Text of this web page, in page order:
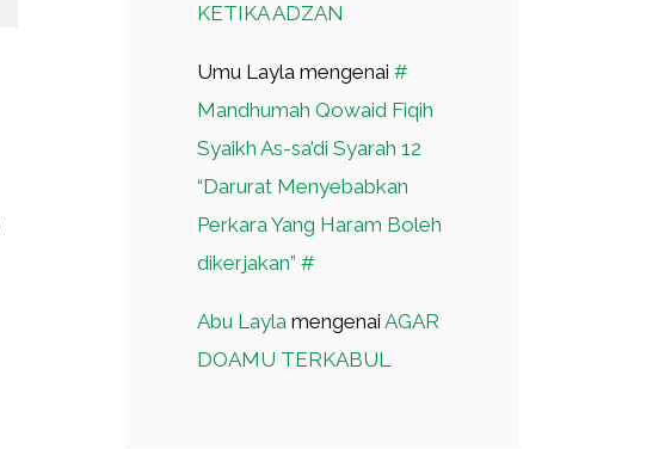
KETIKA ADZAN
Umu Layla mengenai #
Mandhumah Qowaid Fiqih
Syaikh As-sa’di Syarah 12
“Darurat Menyebabkan
Perkara Yang Haram Boleh
dikerjakan” #
Abu Layla mengenai AGAR
DOAMU TERKABUL